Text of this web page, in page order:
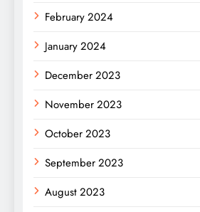
February 2024
January 2024
December 2023
November 2023
October 2023
September 2023
August 2023